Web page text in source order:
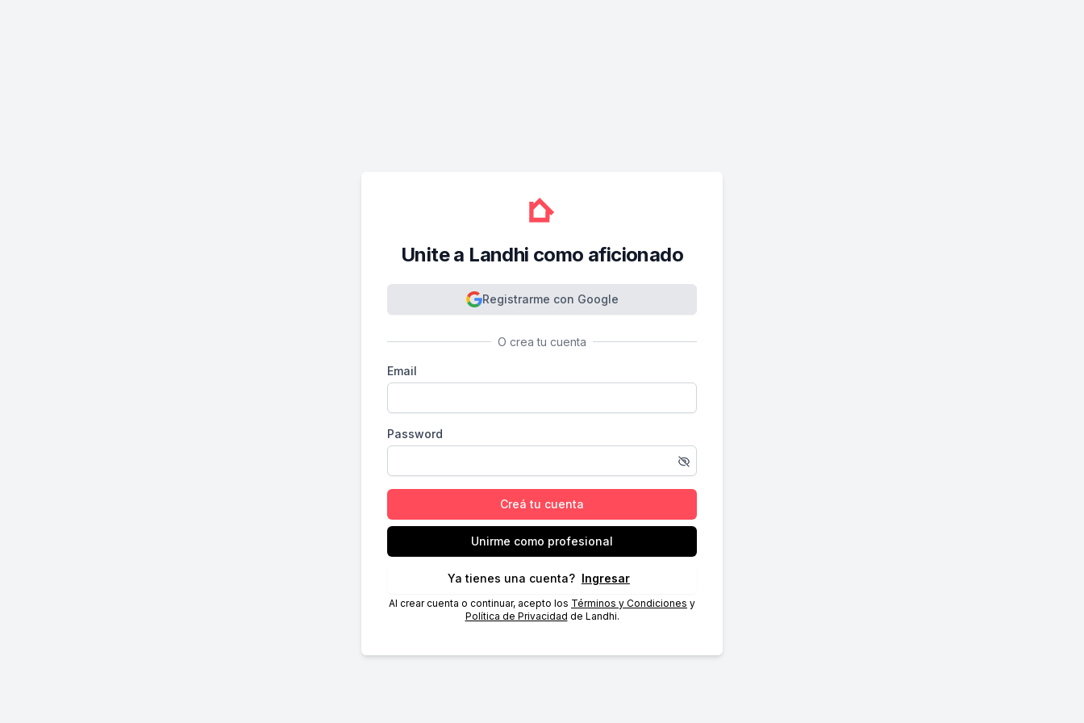
Unite a Landhi como aficionado
Registrarme con Google
O crea tu cuenta
Email
Password
Creá tu cuenta
Unirme como profesional
Ya tienes una cuenta? Ingresar
Al crear cuenta o continuar, acepto los Términos y Condiciones y
Política de Privacidad de Landhi.